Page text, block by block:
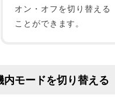
オン・オフを切り替える
ことができます。
モードを切り替える